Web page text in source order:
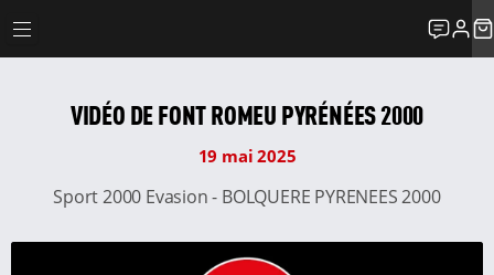
VIDÉO DE FONT ROMEU PYRÉNÉES 2000
19 mai 2025
Sport 2000 Evasion - BOLQUERE PYRENEES 2000